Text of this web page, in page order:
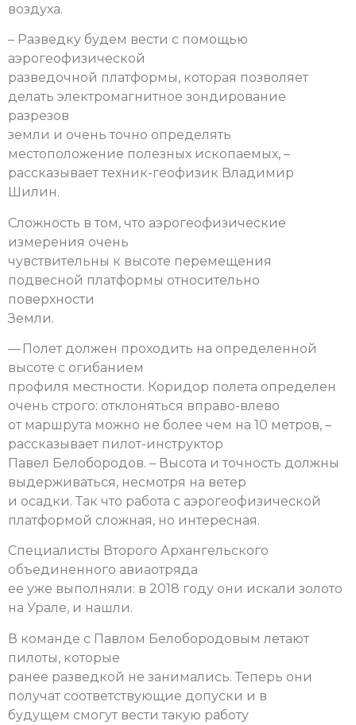
воздуха.
– Разведку будем вести с помощью
аэрогеофизической
разведочной платформы, которая позволяет
делать электромагнитное зондирование
разрезов
земли и очень точно определять
местоположение полезных ископаемых, –
рассказывает техник-геофизик Владимир
Шилин.
Сложность в том, что аэрогеофизические
измерения очень
чувствительны к высоте перемещения
подвесной платформы относительно
поверхности
Земли.
— Полет должен проходить на определенной
высоте с огибанием
профиля местности. Коридор полета определен
очень строго: отклоняться вправо-влево
от маршрута можно не более чем на 10 метров, –
рассказывает пилот-инструктор
Павел Белобородов. – Высота и точность должны
выдерживаться, несмотря на ветер
и осадки. Так что работа с аэрогеофизической
платформой сложная, но интересная.
Специалисты Второго Архангельского
объединенного авиаотряда
ее уже выполняли: в 2018 году они искали золото
на Урале, и нашли.
В команде с Павлом Белобородовым летают
пилоты, которые
ранее разведкой не занимались. Теперь они
получат соответствующие допуски и в
будущем смогут вести такую работу